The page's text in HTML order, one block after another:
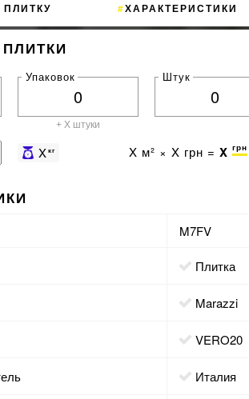
ХАРАКТЕРИСТИКИ
Упаковок
+ X штуки
Штук
X кг X м² × X грн = X грн
M7FV
Плитка
Marazzi
VERO20
Италия